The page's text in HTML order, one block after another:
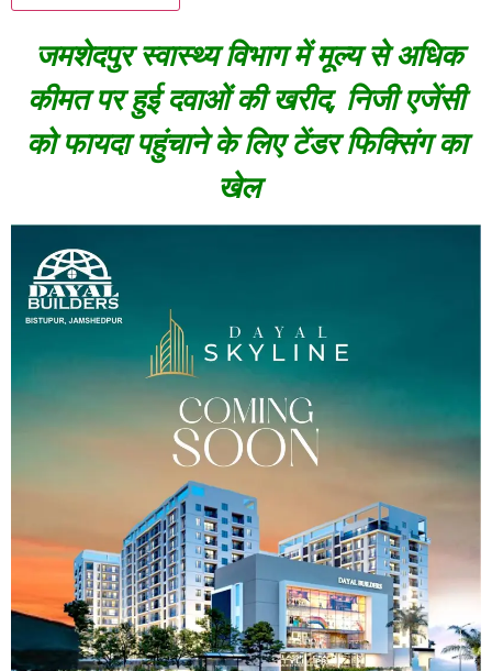
जमशेदपुर स्वास्थ्य विभाग में मूल्य से अधिक
कीमत पर हुई दवाओं की खरीद, निजी एजेंसी
को फायदा पहुंचाने के लिए टेंडर फिक्सिंग का
खेल